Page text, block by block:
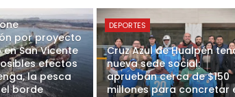
por proyecto
San Vicente
efectos
la pesca
borde
DEPORTES
Cruz Azul de Hualpén
nueva sede social:
aprueban cerca de $150
millones para concretar